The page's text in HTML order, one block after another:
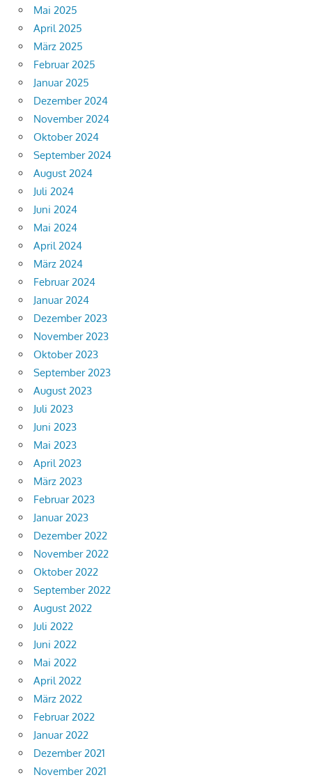
Mai 2025
April 2025
März 2025
Februar 2025
Januar 2025
Dezember 2024
November 2024
Oktober 2024
September 2024
August 2024
Juli 2024
Juni 2024
Mai 2024
April 2024
März 2024
Februar 2024
Januar 2024
Dezember 2023
November 2023
Oktober 2023
September 2023
August 2023
Juli 2023
Juni 2023
Mai 2023
April 2023
März 2023
Februar 2023
Januar 2023
Dezember 2022
November 2022
Oktober 2022
September 2022
August 2022
Juli 2022
Juni 2022
Mai 2022
April 2022
März 2022
Februar 2022
Januar 2022
Dezember 2021
November 2021